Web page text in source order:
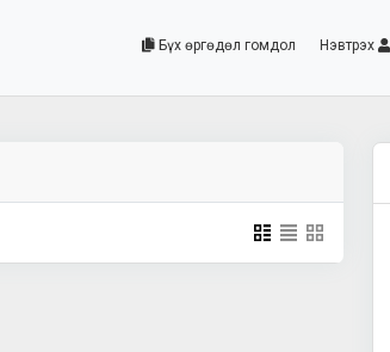
Бүх өргөдөл гомдол Нэвтрэх